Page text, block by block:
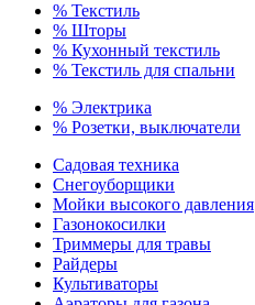
% Текстиль
% Шторы
% Кухонный текстиль
% Текстиль для спальни
% Электрика
% Розетки, выключатели
Садовая техника
Снегоуборщики
Мойки высокого давления
Газонокосилки
Триммеры для травы
Райдеры
Культиваторы